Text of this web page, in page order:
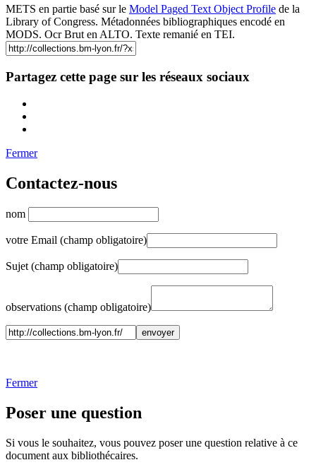
METS en partie basé sur le Model Paged Text Object Profile de la
Library of Congress. Métadonnées bibliographiques encodé en
MODS. Ocr Brut en ALTO. Texte remanié en TEI.
Partagez cette page sur les réseaux sociaux
Fermer
Contactez-nous
nom
votre Email (champ obligatoire)
Sujet (champ obligatoire)
observations (champ obligatoire)
Fermer
Poser une question
Si vous le souhaitez, vous pouvez poser une question relative à ce
document aux bibliothécaires.